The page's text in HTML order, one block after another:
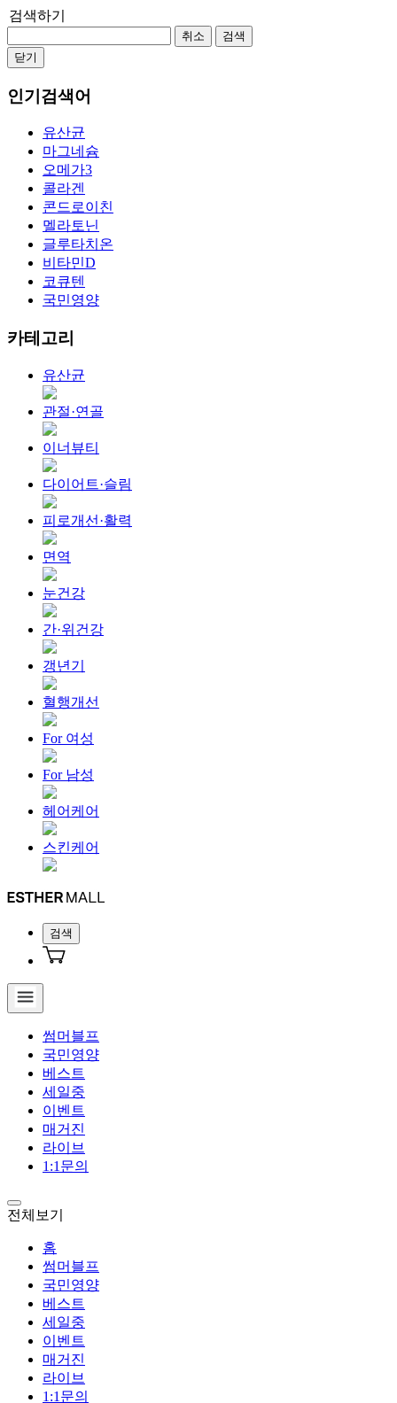
검색하기
취소
검색
닫기
인기검색어
유산균
마그네슘
오메가3
콜라겐
콘드로이친
멜라토닌
글루타치온
비타민D
코큐텐
국민영양
카테고리
유산균
관절·연골
이너뷰티
다이어트·슬림
피로개선·활력
면역
눈건강
간·위건강
갱년기
혈행개선
For 여성
For 남성
헤어케어
스킨케어
검색
썸머블프
국민영양
베스트
세일중
이벤트
매거진
라이브
1:1문의
전체보기
홈
썸머블프
국민영양
베스트
세일중
이벤트
매거진
라이브
1:1문의